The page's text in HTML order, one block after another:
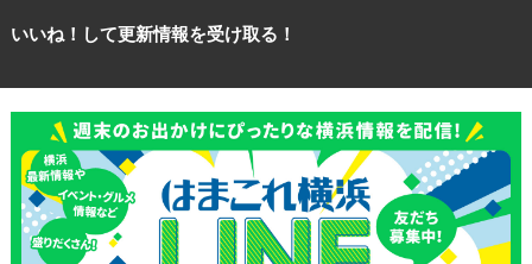
いいね！して更新情報を受け取る！